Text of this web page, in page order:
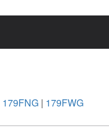
179FNG| 179FWG